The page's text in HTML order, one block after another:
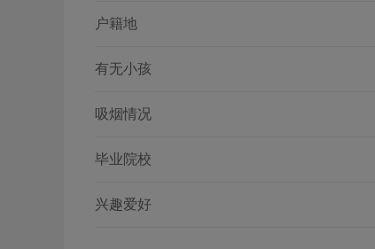
户籍地
有无小孩
吸烟情况
毕业院校
兴趣爱好